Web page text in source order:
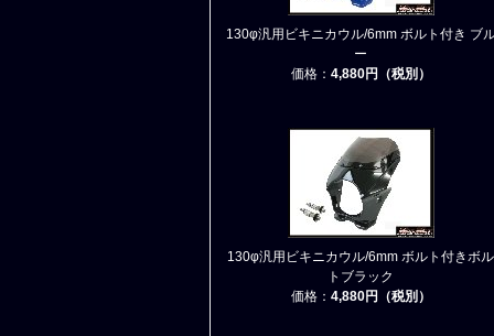
130φ汎用ビキニカウル/6mm ボルト付き ブ
ー
価格： 4,880円（税別）
130φ汎用ビキニカウル/6mm ボルト付きボル
トブラック
価格： 4,880円（税別）